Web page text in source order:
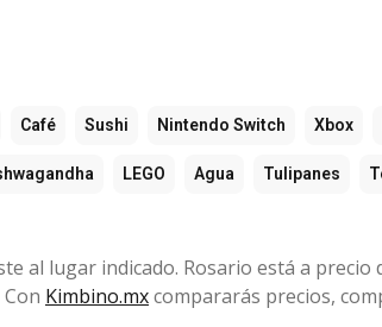
Café Sushi Nintendo Switch Xbox
LEGO Agua Tulipanes
al lugar indicado. Rosario está a precio
Kimbino.mxcompararás precios,